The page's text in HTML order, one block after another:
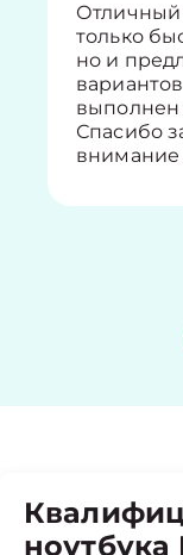
Отличный
только
но и
выполнен
Спасибо
внимание
ноутбука